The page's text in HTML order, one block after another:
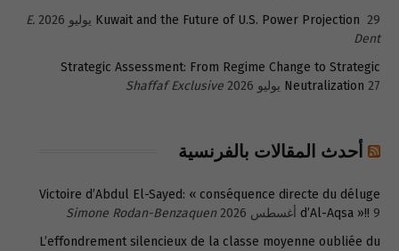
Kuwait and the Future of U.S. Power Projection 29 يوليو 2026
E.
Dent
Strategic Assessment: From Regime Change to Strategic
Neutralization 27 يوليو 2026 Shaffaf Exclusive
أحدث المقالات بالفرنسية
Victoire d’Abdul El-Sayed: « conséquence directe du déluge
d’Al-Aqsa »!! 9 أغسطس 2026
Simone Rodan-Benzaquen
L’effondrement silencieux de la classe moyenne oubliée du